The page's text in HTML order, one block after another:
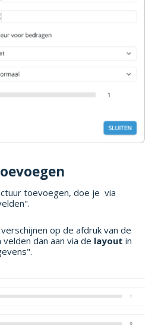
toevoegen, doe je via
op de afdruk van de
dan aan via de layoutin